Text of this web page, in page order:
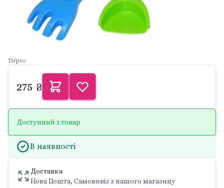
Тігрес
275 ₴
Доступний 1 товар
В наявності
Доставка
Нова Пошта, Самовивіз з нашого магазину